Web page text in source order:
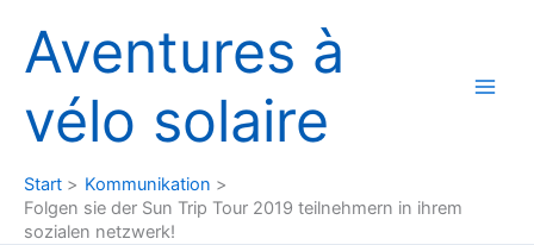
Inhalt
springen
Aventures à
vélo solaire
Start
Kommunikation
Folgen sie der Sun Trip Tour 2019 teilnehmern in ihrem
sozialen netzwerk!